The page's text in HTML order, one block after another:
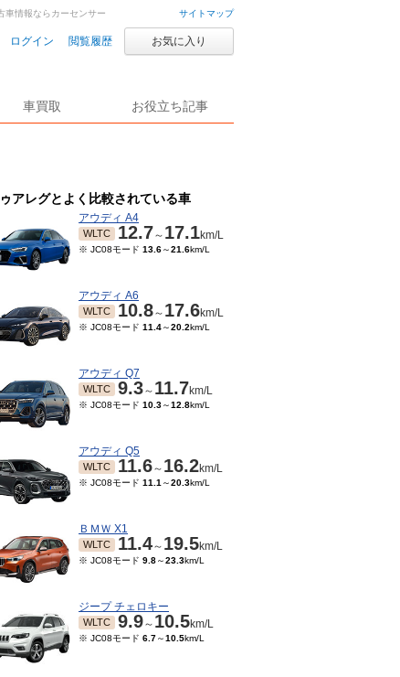
サイトマップ
ログイン 閲覧履歴 お気に入り
車買取 お役立ち記事
車情報ならカーセンサー
2007/04
ド5.9～7.5
2006/08～2006/12
ゥアレグとよく比較されている車
アウディ A4
WLTC 12.7～ 17.1km/L
※ JC08モード 13.6～21.6km/L
アウディ A6
WLTC 10.8～ 17.6km/L
※ JC08モード 11.4～20.2km/L
アウディ Q7
WLTC 9.3～ 11.7km/L
※ JC08モード 10.3～12.8km/L
アウディ Q5
WLTC 11.6～ 16.2km/L
※ JC08モード 11.1 ～20.3km/L
ＢＭＷ X1
WLTC 11.4～ 19.5km/L
※ JC08モード 9.8～23.3km/L
ジープ チェロキー
WLTC 9.9～ 10.5km/L
※ JC08モード 6.7～10.5km/L